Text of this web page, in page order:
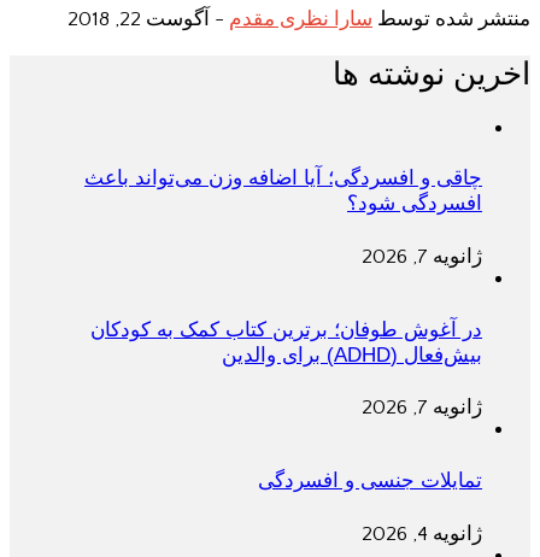
منتشر شده توسط سارا نظری مقدم - آگوست 22, 2018
اخرین نوشته ها
چاقی و افسردگی؛ آیا اضافه وزن می‌تواند باعث
افسردگی شود؟
ژانویه 7, 2026
در آغوش طوفان؛ برترین کتاب کمک به کودکان
بیش‌فعال (ADHD) برای والدین
ژانویه 7, 2026
تمایلات جنسی و افسردگی
ژانویه 4, 2026